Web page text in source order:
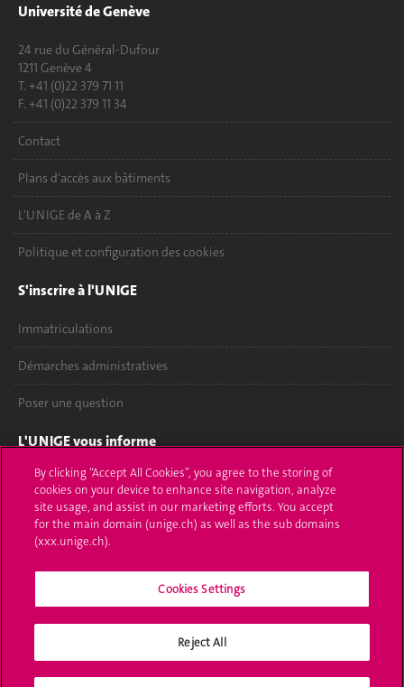
Université de Genève
24 rue du Général-Dufour
1211 Genève 4
T. +41 (0)22 379 71 11
F. +41 (0)22 379 11 34
Contact
Plans d'accès aux bâtiments
L'UNIGE de A à Z
Politique et configuration des cookies
S'inscrire à l'UNIGE
Immatriculations
Démarches administratives
Poser une question
L'UNIGE vous informe
UNIGE Mobile
Médias
Offres d'emploi
Calendrier académique
Médias sociaux UNIGE
By clicking “Accept All Cookies”, you agree to the storing of
cookies on your device to enhance site navigation, analyze
site usage, and assist in our marketing efforts. You accept
for the main domain (unige.ch) as well as the sub domains
(xxx.unige.ch).
Cookies Settings
Reject All